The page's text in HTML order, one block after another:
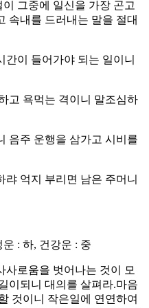
그중에 일신을 가장 곤고
속내를 드러내는 말을 절대
간이 들어가야 되는 일이니
고 욕먹는 격이니 말조심하
음주 운행을 삼가고 시비를
랴 억지 부리면 남은 주머니
: 하, 건강운 : 중
사로움을 벗어나는 것이 모
이되니 대의를 살펴라.마음
것이니 작은일에 연연하여